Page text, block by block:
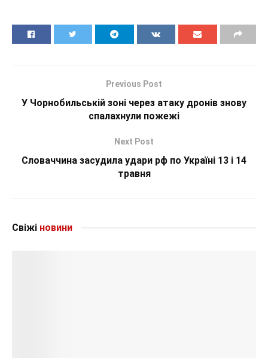
Previous Post
У Чорнобильській зоні через атаку дронів знову
спалахнули пожежі
Next Post
Словаччина засудила удари рф по Україні 13 і 14
травня
Свіжі новини